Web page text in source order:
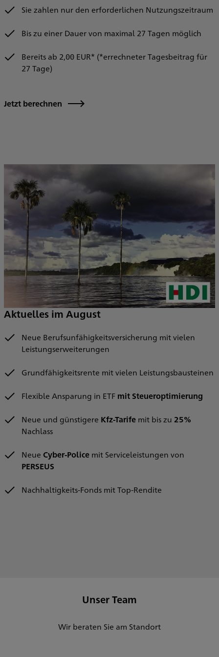
Sie zahlen nur den erforderlichen Nutzungszeitraum
Bis zu einer Dauer von maximal 27 Tagen möglich
Bereits ab 2,00 EUR* (*errechneter Tagesbeitrag für
27 Tage)
Jetzt berechnen
Aktuelles im August
Neue Berufsunfähigkeitsversicherung mit vielen
Leistungserweiterungen
Grundfähigkeitsrente mit vielen Leistungsbausteinen
Flexible Ansparung in ETF mit Steueroptimierung
Neue und günstigere Kfz-Tarife mit bis zu 25%
Nachlass
Neue Cyber-Police mit Serviceleistungen von
PERSEUS
Nachhaltigkeits-Fonds mit Top-Rendite
Unser Team
Wir beraten Sie am Standort